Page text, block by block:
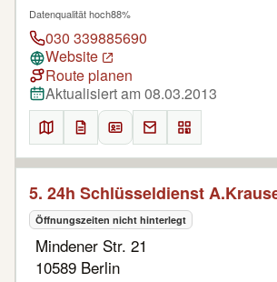
Datenqualität hoch88%
030 339885690
Website
Route planen
Aktualisiert am 08.03.2013
5. 24h Schlüsseldienst
Öffnungszeiten nicht hinterlegt
Mindener Str. 21
10589 Berlin